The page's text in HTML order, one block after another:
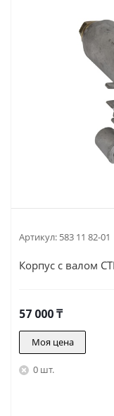
Артикул: 583 11 82-01
Корпус с валом
57 000₸
Моя цена
0 шт.